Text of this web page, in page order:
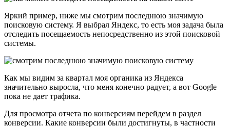
Яркий пример, ниже мы смотрим последнюю значимую
поисковую систему. Я выбрал Яндекс, то есть моя задача была
отследить посещаемость непосредственно из этой поисковой
системы.
Как мы видим за квартал моя органика из Яндекса
значительно выросла, что меня конечно радует, а вот Google
пока не дает трафика.
Для просмотра отчета по конверсиям перейдем в раздел
конверсии. Какие конверсии были достигнуты, в частности